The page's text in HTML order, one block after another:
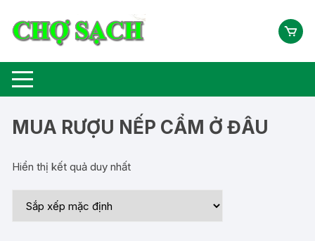
MUA RƯỢU NẾP CẨM Ở ĐÂU
Hiển thị kết quả duy nhất